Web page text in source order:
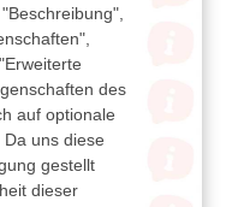
des
auf optionale
uns diese
gestellt
dieser